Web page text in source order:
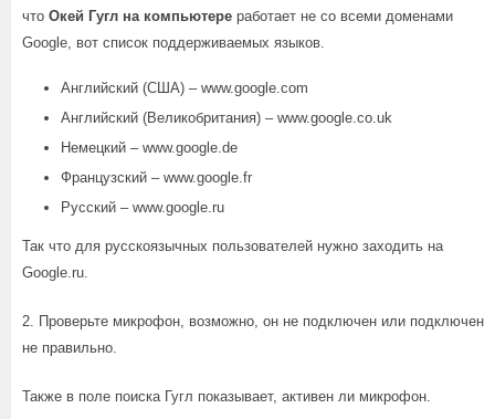
что Окей Гугл на компьютере работает не со всеми доменами
Google, вот список поддерживаемых языков.
Английский (США) – www.google.com
Английский (Великобритания) – www.google.co.uk
Немецкий – www.google.de
Французский – www.google.fr
Русский – www.google.ru
Так что для русскоязычных пользователей нужно заходить на
Google.ru.
2. Проверьте микрофон, возможно, он не подключен или подключен
не правильно.
Также в поле поиска Гугл показывает, активен ли микрофон.